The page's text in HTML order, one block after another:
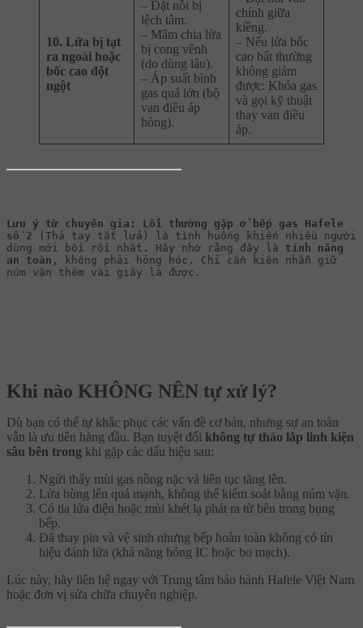
10. Lửa bị tạt
ra ngoài hoặc
bốc cao đột
ngột
– Đặt nồi bị
lệch tâm.
– Mâm chia lửa
bị cong vênh
(do dùng lâu).
– Áp suất bình
gas quá lớn (bộ
van điều áp
hỏng).
chính giữa
kiềng.
– Nếu lửa bốc
cao bất thường
không giảm
được: Khóa gas
và gọi kỹ thuật
thay van điều
áp.
Lưu ý từ chuyên gia:
Lỗi thường gặp ở bếp gas Hafele
số 2 (Thả tay tắt lửa) là tình huống khiến nhiều người
dùng mới bối rối nhất. Hãy nhớ rằng đây là tính năng
an toàn , không phải hỏng hóc. Chỉ cần kiên nhẫn giữ
núm vặn thêm vài giây là được.
Khi nào KHÔNG NÊN tự xử lý?
Dù bạn có thể tự khắc phục các vấn đề cơ bản, nhưng sự an toàn
vẫn là ưu tiên hàng đầu. Bạn tuyệt đối không tự tháo lắp linh kiện
sâu bên trong khi gặp các dấu hiệu sau:
Ngửi thấy mùi gas nồng nặc và liên tục tăng lên.
Lửa bùng lên quá mạnh, không thể kiểm soát bằng núm vặn.
Có tia lửa điện hoặc mùi khét lạ phát ra từ bên trong bụng
bếp.
Đã thay pin và vệ sinh nhưng bếp hoàn toàn không có tín
hiệu đánh lửa (khả năng hỏng IC hoặc bo mạch).
Lúc này, hãy liên hệ ngay với Trung tâm bảo hành Hafele Việt Nam
hoặc đơn vị sửa chữa chuyên nghiệp.